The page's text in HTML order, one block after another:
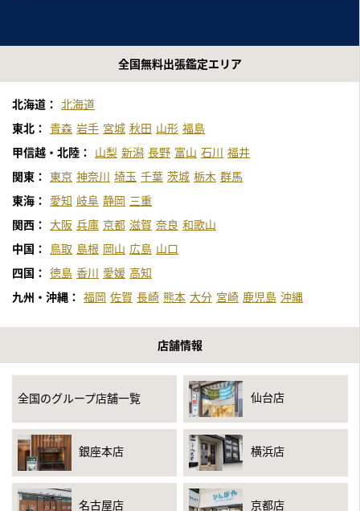
全国無料出張鑑定エリア
北海道： 北海道
東北： 青森 岩手 宮城 秋田 山形 福島
甲信越・北陸：
山梨 新潟 長野 富山 石川 福井
関東：
東京 神奈川 埼玉 千葉 茨城 栃木 群馬
東海：
愛知 岐阜 静岡 三重
関西： 大阪 兵庫 京都 滋賀 奈良 和歌山
中国：
鳥取 島根 岡山 広島 山口
四国： 徳島 香川 愛媛 高知
九州・沖縄： 福岡 佐賀 長崎 熊本 大分 宮崎 鹿児島 沖縄
店舗情報
全国のグループ店舗一覧 仙台店
銀座本店 横浜店
名古屋店 京都店